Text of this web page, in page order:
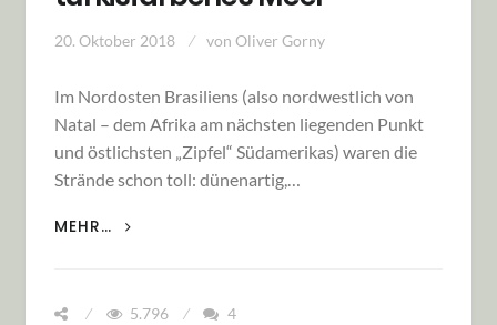
20. Oktober 2018 von Oliver Gorny
Im Nordosten Brasiliens (also nordwestlich von
Natal – dem Afrika am nächsten liegenden Punkt
und östlichsten „Zipfel“ Südamerikas) waren die
Strände schon toll: dünenartig,…
MEHR…
DAS PARADIES IM OSTEN VON BRASILIEN:
5.796 4